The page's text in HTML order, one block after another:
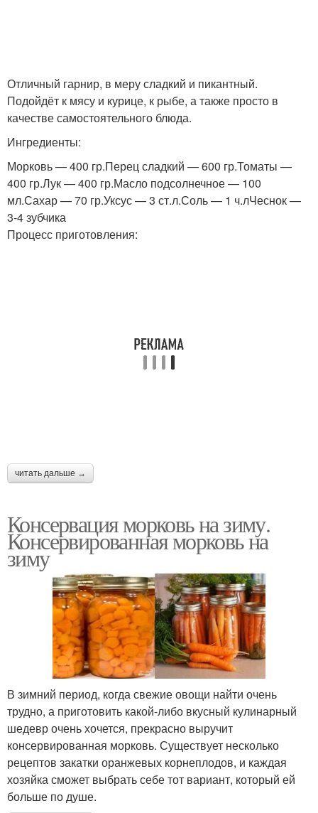
Отличный гарнир, в меру сладкий и пикантный.
Подойдёт к мясу и курице, к рыбе, а также просто в
качестве самостоятельного блюда.
Ингредиенты:
Морковь — 400 гр.Перец сладкий — 600 гр.Томаты —
400 гр.Лук — 400 гр.Масло подсолнечное — 100
мл.Сахар — 70 гр.Уксус — 3 ст.л.Соль — 1 ч.лЧеснок —
3-4 зубчика
Процесс приготовления:
читать дальше →
Консервация морковь на зиму.
Консервированная морковь на
зиму
В зимний период, когда свежие овощи найти очень
трудно, а приготовить какой-либо вкусный кулинарный
шедевр очень хочется, прекрасно выручит
консервированная морковь. Существует несколько
рецептов закатки оранжевых корнеплодов, и каждая
хозяйка сможет выбрать себе тот вариант, который ей
больше по душе.